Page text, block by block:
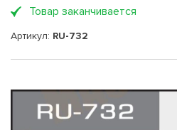
Товар заканчивается
Артикул: RU-732